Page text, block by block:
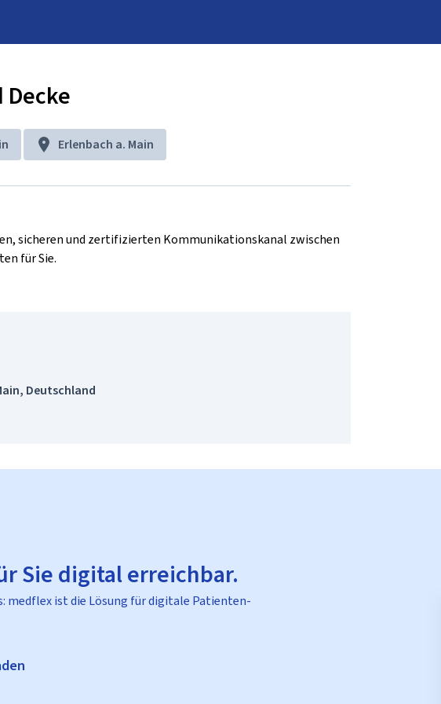
Decke
Erlenbach a. Main
sicheren und zertifizierten Kommunikationskanal zwischen
für Sie.
Deutschland
Sie digital erreichbar.
medflex ist die Lösung für digitale Patienten-